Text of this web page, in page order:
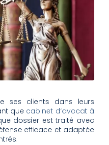
ses clients dans leurs
que cabinet d’avocat à
dossier est traité avec
efficace et adaptée